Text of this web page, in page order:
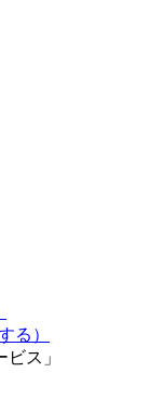
る）
ス」